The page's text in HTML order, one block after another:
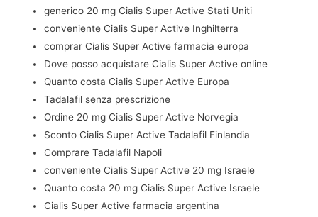
generico 20 mg Cialis Super Active Stati Uniti
conveniente Cialis Super Active Inghilterra
comprar Cialis Super Active farmacia europa
Dove posso acquistare Cialis Super Active online
Quanto costa Cialis Super Active Europa
Tadalafil senza prescrizione
Ordine 20 mg Cialis Super Active Norvegia
Sconto Cialis Super Active Tadalafil Finlandia
Comprare Tadalafil Napoli
conveniente Cialis Super Active 20 mg Israele
Quanto costa 20 mg Cialis Super Active Israele
Cialis Super Active farmacia argentina